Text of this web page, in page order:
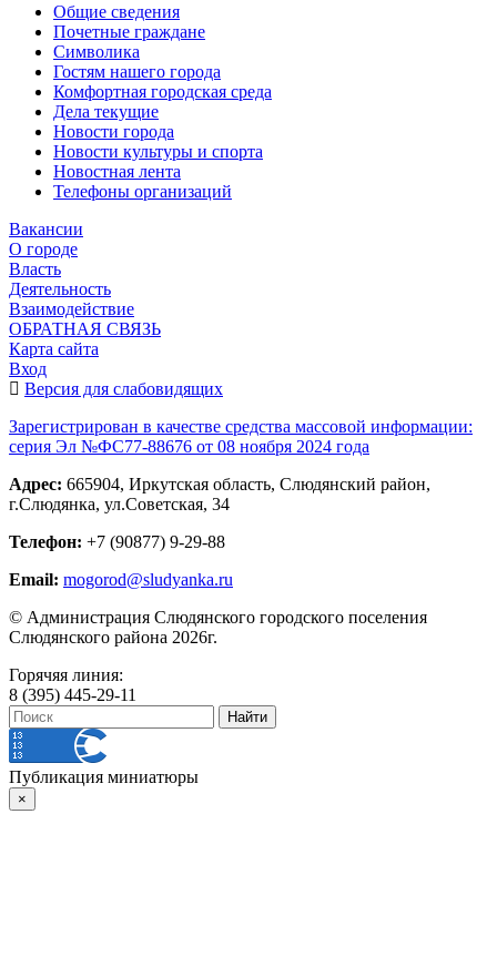
Общие сведения
Почетные граждане
Символика
Гостям нашего города
Комфортная городская среда
Дела текущие
Новости города
Новости культуры и спорта
Новостная лента
Телефоны организаций
Вакансии
О городе
Власть
Деятельность
Взаимодействие
ОБРАТНАЯ СВЯЗЬ
Карта сайта
Вход
Версия для слабовидящих
Зарегистрирован в качестве средства массовой информации:
серия Эл №ФС77-88676 от 08 ноября 2024 года
Адрес: 665904, Иркутская область, Слюдянский район,
г.Слюдянка, ул.Советская, 34
Телефон: +7 (90877) 9-29-88
Email: mogorod@sludyanka.ru
© Администрация Слюдянского городского поселения
Слюдянского района 2026г.
Горячяя линия:
8 (395) 445-29-11
Публикация миниатюры
×